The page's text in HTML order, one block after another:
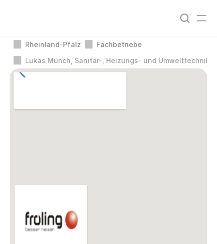
Rheinland-Pfalz
Fachbetriebe
Lukas Münch, Sanitär-, Heizungs- und Umwelttechnik